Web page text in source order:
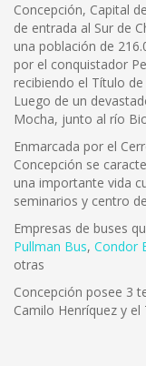
Concepción, Capital
de entrada al Sur de
una población de
por el conquistador
recibiendo el Título
Luego de un
Mocha, junto al río
Enmarcada por el
Concepción se
una importante vida
seminarios y centro
Empresas de buses
Pullman Bus, Condor
otras
Concepción posee 3
Camilo Henríquez y